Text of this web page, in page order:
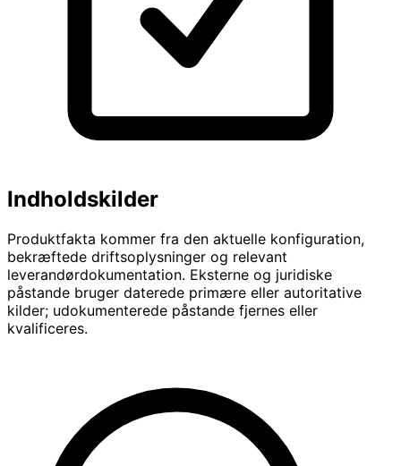
Indholdskilder
Produktfakta kommer fra den aktuelle konfiguration,
bekræftede driftsoplysninger og relevant
leverandørdokumentation. Eksterne og juridiske
påstande bruger daterede primære eller autoritative
kilder; udokumenterede påstande fjernes eller
kvalificeres.